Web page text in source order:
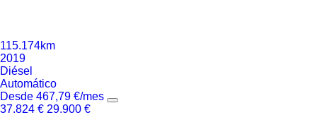
115.174km
2019
Diésel
Automático
Desde 467,79 €/mes
37.824 € 29.900 €